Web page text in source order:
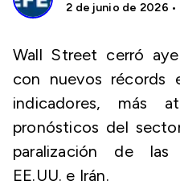
2 de junio de 2026 •
Wall Street cerró
con nuevos récords
indicadores, más
pronósticos del
paralización de las
EE.UU. e Irán.